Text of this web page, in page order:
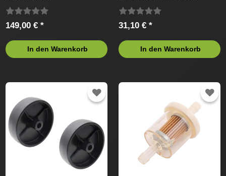
149,00 € *
In den Warenkorb
31,10 € *
In den Warenkorb